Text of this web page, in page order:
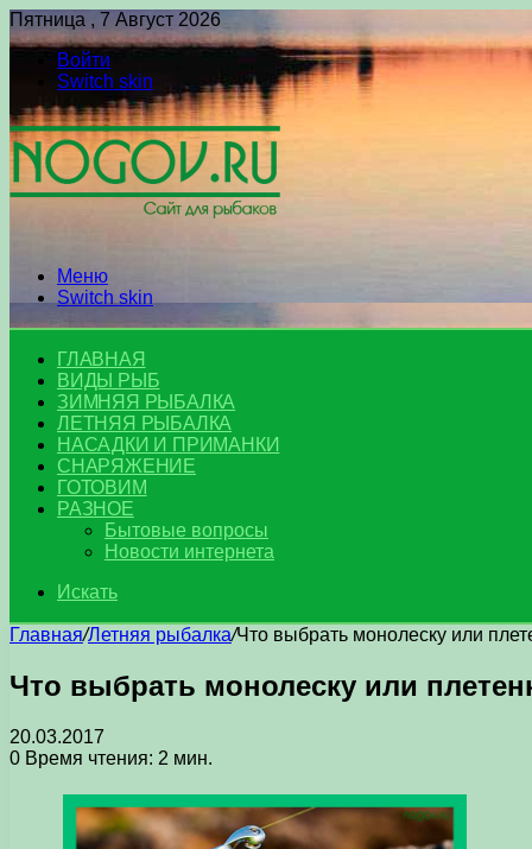
Пятница , 7 Август 2026
Войти
Switch skin
Меню
Switch skin
ГЛАВНАЯ
ВИДЫ РЫБ
ЗИМНЯЯ РЫБАЛКА
ЛЕТНЯЯ РЫБАЛКА
НАСАДКИ И ПРИМАНКИ
СНАРЯЖЕНИЕ
ГОТОВИМ
РАЗНОЕ
Бытовые вопросы
Новости интернета
Искать
Главная/Летняя рыбалка/Что выбрать монолеску или
Что выбрать монолеску или
20.03.2017
0 Время чтения: 2 мин.